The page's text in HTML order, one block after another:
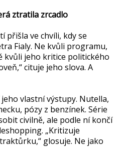
ztratila zrcadlo
přišla ve chvíli, kdy se
Fialy. Ne kvůli programu,
kvůli jeho kritice politického
cituje jeho slova. A
vlastní výstupy. Nutella,
pózy z benzínek. Série
civilně, ale podle ní končí
„Kritizuje
glosuje. Ne jako